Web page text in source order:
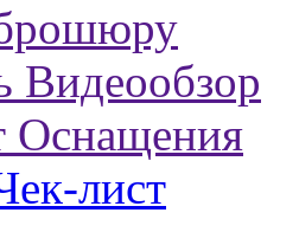
Видеообзор
Оснащения
лист